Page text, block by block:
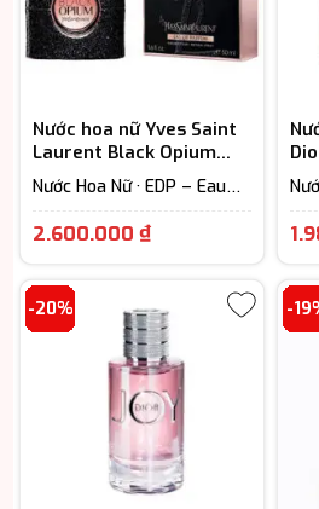
Nước hoa nữ Yves Saint
Laurent Black Opium
EDP cao cấp
Nước Hoa Nữ · EDP – Eau
7-12h)
2.600.000₫Khoảng
2.600.000 ₫
đến
3.400.000 ₫
cấp
7-
-20% -